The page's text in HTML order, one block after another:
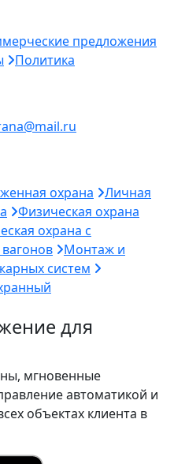
предложения
Политика
охрана
Личная
Физическая охрана
охрана с
Монтаж и
систем
для
мгновенные
автоматикой и
объектах клиента в